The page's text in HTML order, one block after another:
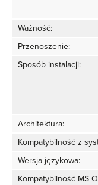
Ważność:
Przenoszenie:
Sposób instalacji:
Architektura:
Kompatybilność z
Wersja językowa:
Kompatybilność MS